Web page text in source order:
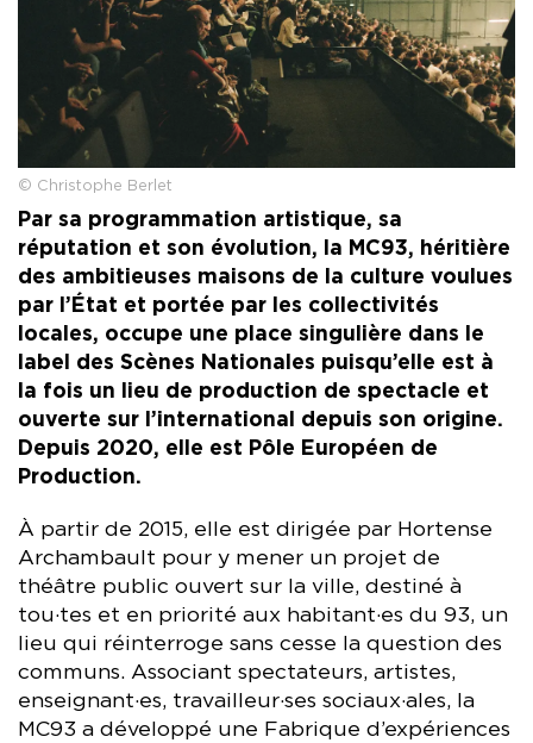
© Christophe Berlet
Par sa programmation artistique, sa
réputation et son évolution, la MC93, héritière
des ambitieuses maisons de la culture voulues
par l’État et portée par les collectivités
locales, occupe une place singulière dans le
label des Scènes Nationales puisqu’elle est à
la fois un lieu de production de spectacle et
ouverte sur l’international depuis son origine.
Depuis 2020, elle est Pôle Européen de
Production.
À partir de 2015, elle est dirigée par Hortense
Archambault pour y mener un projet de
théâtre public ouvert sur la ville, destiné à
tou·tes et en priorité aux habitant·es du 93, un
lieu qui réinterroge sans cesse la question des
communs. Associant spectateurs, artistes,
enseignant·es, travailleur·ses sociaux·ales, la
MC93 a développé une Fabrique d’expériences